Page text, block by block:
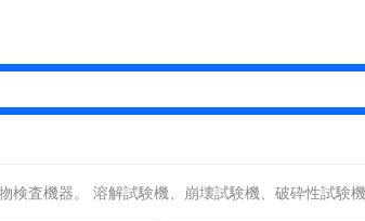
査機器。 溶解試験機、崩壊試験機、破砕性試験